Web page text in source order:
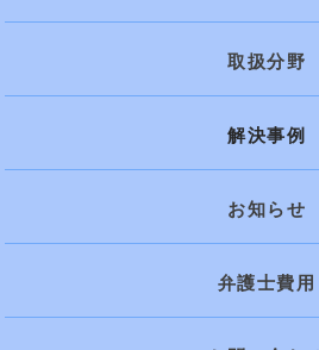
取扱分野
解決事例
お知らせ
弁護士費用